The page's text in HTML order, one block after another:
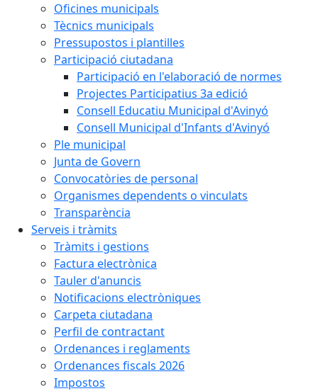
Oficines municipals
Tècnics municipals
Pressupostos i plantilles
Participació ciutadana
Participació en l'elaboració de normes
Projectes Participatius 3a edició
Consell Educatiu Municipal d'Avinyó
Consell Municipal d'Infants d'Avinyó
Ple municipal
Junta de Govern
Convocatòries de personal
Organismes dependents o vinculats
Transparència
Serveis i tràmits
Tràmits i gestions
Factura electrònica
Tauler d'anuncis
Notificacions electròniques
Carpeta ciutadana
Perfil de contractant
Ordenances i reglaments
Ordenances fiscals 2026
Impostos